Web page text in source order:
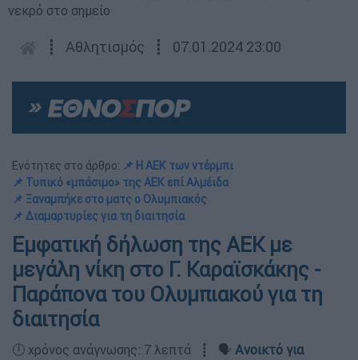
νεκρό στο σημείο
┋ Αθλητισμός ┋ 07.01.2024 23:00
Ενότητες στο άρθρο: 📌 Η ΑΕΚ των ντέρμπι
📌 Τυπικό «μπάσιμο» της ΑΕΚ επί Αλμέιδα
📌 Ξαναμπήκε στο ματς ο Ολυμπιακός
📌 Διαμαρτυρίες για τη διαιτησία
Εμφατική δήλωση της ΑΕΚ με
μεγάλη νίκη στο Γ. Καραϊσκάκης -
Παράπονα του Ολυμπιακού για τη
διαιτησία
🕛 χρόνος ανάγνωσης: 7 λεπτά ┋ 🗣️ Ανοικτό για